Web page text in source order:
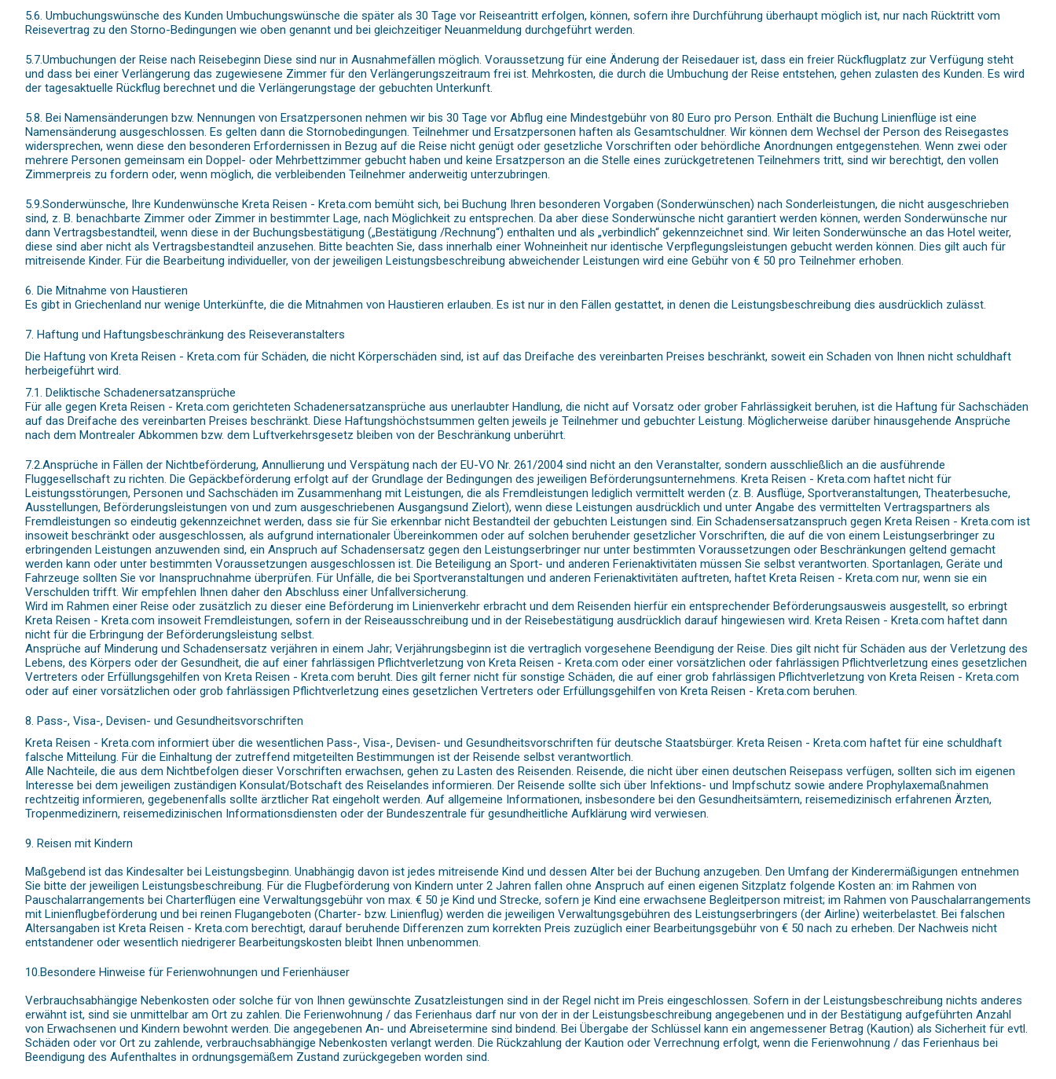
5.6. Umbuchungswünsche des Kunden Umbuchungswünsche die später als 30 Tage vor Reiseantritt erfolgen, können, sofern ihre Durchführung überhaupt möglich ist, nur nach Rücktritt vom
Reisevertrag zu den Storno-Bedingungen wie oben genannt und bei gleichzeitiger Neuanmeldung durchgeführt werden.
5.7.Umbuchungen der Reise nach Reisebeginn Diese sind nur in Ausnahmefällen möglich. Voraussetzung für eine Änderung der Reisedauer ist, dass ein freier Rückflugplatz zur Verfügung steht
und dass bei einer Verlängerung das zugewiesene Zimmer für den Verlängerungszeitraum frei ist. Mehrkosten, die durch die Umbuchung der Reise entstehen, gehen zulasten des Kunden. Es wird
der tagesaktuelle Rückflug berechnet und die Verlängerungstage der gebuchten Unterkunft.
5.8. Bei Namensänderungen bzw. Nennungen von Ersatzpersonen nehmen wir bis 30 Tage vor Abflug eine Mindestgebühr von 80 Euro pro Person. Enthält die Buchung Linienflüge ist eine
Namensänderung ausgeschlossen. Es gelten dann die Stornobedingungen. Teilnehmer und Ersatzpersonen haften als Gesamtschuldner. Wir können dem Wechsel der Person des Reisegastes
widersprechen, wenn diese den besonderen Erfordernissen in Bezug auf die Reise nicht genügt oder gesetzliche Vorschriften oder behördliche Anordnungen entgegenstehen. Wenn zwei oder
mehrere Personen gemeinsam ein Doppel- oder Mehrbettzimmer gebucht haben und keine Ersatzperson an die Stelle eines zurückgetretenen Teilnehmers tritt, sind wir berechtigt, den vollen
Zimmerpreis zu fordern oder, wenn möglich, die verbleibenden Teilnehmer anderweitig unterzubringen.
5.9.Sonderwünsche, Ihre Kundenwünsche Kreta Reisen - Kreta.com bemüht sich, bei Buchung Ihren besonderen Vorgaben (Sonderwünschen) nach Sonderleistungen, die nicht ausgeschrieben
sind, z. B. benachbarte Zimmer oder Zimmer in bestimmter Lage, nach Möglichkeit zu entsprechen. Da aber diese Sonderwünsche nicht garantiert werden können, werden Sonderwünsche nur
dann Vertragsbestandteil, wenn diese in der Buchungsbestätigung („Bestätigung /Rechnung“) enthalten und als „verbindlich“ gekennzeichnet sind. Wir leiten Sonderwünsche an das Hotel weiter,
diese sind aber nicht als Vertragsbestandteil anzusehen. Bitte beachten Sie, dass innerhalb einer Wohneinheit nur identische Verpflegungsleistungen gebucht werden können. Dies gilt auch für
mitreisende Kinder. Für die Bearbeitung individueller, von der jeweiligen Leistungsbeschreibung abweichender Leistungen wird eine Gebühr von € 50 pro Teilnehmer erhoben.
6. Die Mitnahme von Haustieren
Es gibt in Griechenland nur wenige Unterkünfte, die die Mitnahmen von Haustieren erlauben. Es ist nur in den Fällen gestattet, in denen die Leistungsbeschreibung dies ausdrücklich zulässt.
7. Haftung und Haftungsbeschränkung des Reiseveranstalters
Die Haftung von Kreta Reisen - Kreta.com für Schäden, die nicht Körperschäden sind, ist auf das Dreifache des vereinbarten Preises beschränkt, soweit ein Schaden von Ihnen nicht schuldhaft
herbeigeführt wird.
7.1. Deliktische Schadenersatzansprüche
Für alle gegen Kreta Reisen - Kreta.com gerichteten Schadenersatzansprüche aus unerlaubter Handlung, die nicht auf Vorsatz oder grober Fahrlässigkeit beruhen, ist die Haftung für Sachschäden
auf das Dreifache des vereinbarten Preises beschränkt. Diese Haftungshöchstsummen gelten jeweils je Teilnehmer und gebuchter Leistung. Möglicherweise darüber hinausgehende Ansprüche
nach dem Montrealer Abkommen bzw. dem Luftverkehrsgesetz bleiben von der Beschränkung unberührt.
7.2.Ansprüche in Fällen der Nichtbeförderung, Annullierung und Verspätung nach der EU-VO Nr. 261/2004 sind nicht an den Veranstalter, sondern ausschließlich an die ausführende
Fluggesellschaft zu richten. Die Gepäckbeförderung erfolgt auf der Grundlage der Bedingungen des jeweiligen Beförderungsunternehmens. Kreta Reisen - Kreta.com haftet nicht für
Leistungsstörungen, Personen und Sachschäden im Zusammenhang mit Leistungen, die als Fremdleistungen lediglich vermittelt werden (z. B. Ausflüge, Sportveranstaltungen, Theaterbesuche,
Ausstellungen, Beförderungsleistungen von und zum ausgeschriebenen Ausgangsund Zielort), wenn diese Leistungen ausdrücklich und unter Angabe des vermittelten Vertragspartners als
Fremdleistungen so eindeutig gekennzeichnet werden, dass sie für Sie erkennbar nicht Bestandteil der gebuchten Leistungen sind. Ein Schadensersatzanspruch gegen Kreta Reisen - Kreta.com ist
insoweit beschränkt oder ausgeschlossen, als aufgrund internationaler Übereinkommen oder auf solchen beruhender gesetzlicher Vorschriften, die auf die von einem Leistungserbringer zu
erbringenden Leistungen anzuwenden sind, ein Anspruch auf Schadensersatz gegen den Leistungserbringer nur unter bestimmten Voraussetzungen oder Beschränkungen geltend gemacht
werden kann oder unter bestimmten Voraussetzungen ausgeschlossen ist. Die Beteiligung an Sport- und anderen Ferienaktivitäten müssen Sie selbst verantworten. Sportanlagen, Geräte und
Fahrzeuge sollten Sie vor Inanspruchnahme überprüfen. Für Unfälle, die bei Sportveranstaltungen und anderen Ferienaktivitäten auftreten, haftet Kreta Reisen - Kreta.com nur, wenn sie ein
Verschulden trifft. Wir empfehlen Ihnen daher den Abschluss einer Unfallversicherung.
Wird im Rahmen einer Reise oder zusätzlich zu dieser eine Beförderung im Linienverkehr erbracht und dem Reisenden hierfür ein entsprechender Beförderungsausweis ausgestellt, so erbringt
Kreta Reisen - Kreta.com insoweit Fremdleistungen, sofern in der Reiseausschreibung und in der Reisebestätigung ausdrücklich darauf hingewiesen wird. Kreta Reisen - Kreta.com haftet dann
nicht für die Erbringung der Beförderungsleistung selbst.
Ansprüche auf Minderung und Schadensersatz verjähren in einem Jahr; Verjährungsbeginn ist die vertraglich vorgesehene Beendigung der Reise. Dies gilt nicht für Schäden aus der Verletzung des
Lebens, des Körpers oder der Gesundheit, die auf einer fahrlässigen Pflichtverletzung von Kreta Reisen - Kreta.com oder einer vorsätzlichen oder fahrlässigen Pflichtverletzung eines gesetzlichen
Vertreters oder Erfüllungsgehilfen von Kreta Reisen - Kreta.com beruht. Dies gilt ferner nicht für sonstige Schäden, die auf einer grob fahrlässigen Pflichtverletzung von Kreta Reisen - Kreta.com
oder auf einer vorsätzlichen oder grob fahrlässigen Pflichtverletzung eines gesetzlichen Vertreters oder Erfüllungsgehilfen von Kreta Reisen - Kreta.com beruhen.
8. Pass-, Visa-, Devisen- und Gesundheitsvorschriften
Kreta Reisen - Kreta.com informiert über die wesentlichen Pass-, Visa-, Devisen- und Gesundheitsvorschriften für deutsche Staatsbürger. Kreta Reisen - Kreta.com haftet für eine schuldhaft
falsche Mitteilung. Für die Einhaltung der zutreffend mitgeteilten Bestimmungen ist der Reisende selbst verantwortlich.
Alle Nachteile, die aus dem Nichtbefolgen dieser Vorschriften erwachsen, gehen zu Lasten des Reisenden. Reisende, die nicht über einen deutschen Reisepass verfügen, sollten sich im eigenen
Interesse bei dem jeweiligen zuständigen Konsulat/Botschaft des Reiselandes informieren. Der Reisende sollte sich über Infektions- und Impfschutz sowie andere Prophylaxemaßnahmen
rechtzeitig informieren, gegebenenfalls sollte ärztlicher Rat eingeholt werden. Auf allgemeine Informationen, insbesondere bei den Gesundheitsämtern, reisemedizinisch erfahrenen Ärzten,
Tropenmedizinern, reisemedizinischen Informationsdiensten oder der Bundeszentrale für gesundheitliche Aufklärung wird verwiesen.
9. Reisen mit Kindern
Maßgebend ist das Kindesalter bei Leistungsbeginn. Unabhängig davon ist jedes mitreisende Kind und dessen Alter bei der Buchung anzugeben. Den Umfang der Kinderermäßigungen entnehmen
Sie bitte der jeweiligen Leistungsbeschreibung. Für die Flugbeförderung von Kindern unter 2 Jahren fallen ohne Anspruch auf einen eigenen Sitzplatz folgende Kosten an: im Rahmen von
Pauschalarrangements bei Charterflügen eine Verwaltungsgebühr von max. € 50 je Kind und Strecke, sofern je Kind eine erwachsene Begleitperson mitreist; im Rahmen von Pauschalarrangements
mit Linienflugbeförderung und bei reinen Flugangeboten (Charter- bzw. Linienflug) werden die jeweiligen Verwaltungsgebühren des Leistungserbringers (der Airline) weiterbelastet. Bei falschen
Altersangaben ist Kreta Reisen - Kreta.com berechtigt, darauf beruhende Differenzen zum korrekten Preis zuzüglich einer Bearbeitungsgebühr von € 50 nach zu erheben. Der Nachweis nicht
entstandener oder wesentlich niedrigerer Bearbeitungskosten bleibt Ihnen unbenommen.
10.Besondere Hinweise für Ferienwohnungen und Ferienhäuser
Verbrauchsabhängige Nebenkosten oder solche für von Ihnen gewünschte Zusatzleistungen sind in der Regel nicht im Preis eingeschlossen. Sofern in der Leistungsbeschreibung nichts anderes
erwähnt ist, sind sie unmittelbar am Ort zu zahlen. Die Ferienwohnung / das Ferienhaus darf nur von der in der Leistungsbeschreibung angegebenen und in der Bestätigung aufgeführten Anzahl
von Erwachsenen und Kindern bewohnt werden. Die angegebenen An- und Abreisetermine sind bindend. Bei Übergabe der Schlüssel kann ein angemessener Betrag (Kaution) als Sicherheit für evtl.
Schäden oder vor Ort zu zahlende, verbrauchsabhängige Nebenkosten verlangt werden. Die Rückzahlung der Kaution oder Verrechnung erfolgt, wenn die Ferienwohnung / das Ferienhaus bei
Beendigung des Aufenthaltes in ordnungsgemäßem Zustand zurückgegeben worden sind.